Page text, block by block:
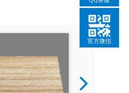
官方微信